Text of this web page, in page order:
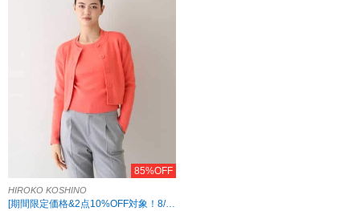
85%OFF
HIROKO KOSHINO
[期間限定価格&2点10%OFF対象！8/17 8:59まで アウトレット限定]